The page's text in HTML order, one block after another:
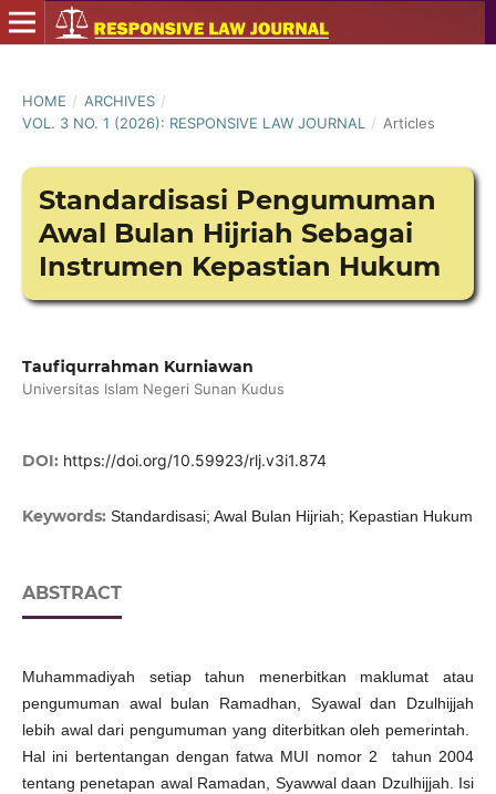
HOME / ARCHIVES /
VOL. 3 NO. 1 (2026): RESPONSIVE LAW JOURNAL
/ Articles
Standardisasi Pengumuman
Awal Bulan Hijriah Sebagai
Instrumen Kepastian Hukum
Taufiqurrahman Kurniawan
Universitas Islam Negeri Sunan Kudus
DOI: https://doi.org/10.59923/rlj.v3i1.874
Keywords: Standardisasi; Awal Bulan Hijriah; Kepastian Hukum
ABSTRACT
Muhammadiyah setiap tahun menerbitkan maklumat atau
pengumuman awal bulan Ramadhan, Syawal dan Dzulhijjah
lebih awal dari pengumuman yang diterbitkan oleh pemerintah.
Hal ini bertentangan dengan fatwa MUI nomor 2 tahun 2004
tentang penetapan awal Ramadan, Syawwal daan Dzulhijjah. Isi